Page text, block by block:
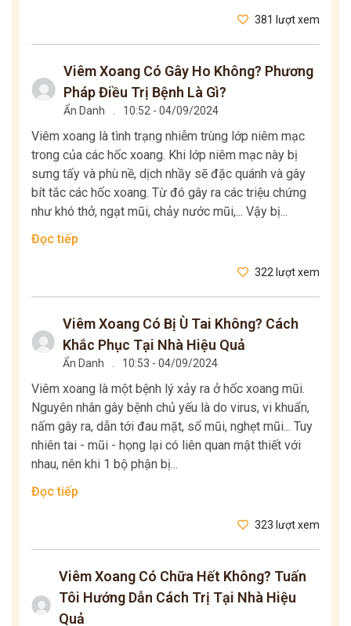
381 lượt xem
Viêm Xoang Có Gây Ho Không? Phương
Pháp Điều Trị Bệnh Là Gì?
Ẩn Danh 10:52 - 04/09/2024
Viêm xoang là tình trạng nhiễm trùng lớp niêm mạc
trong của các hốc xoang. Khi lớp niêm mạc này bị
sưng tấy và phù nề, dịch nhầy sẽ đặc quánh và gây
bít tắc các hốc xoang. Từ đó gây ra các triệu chứng
như khó thở, ngạt mũi, chảy nước mũi,... Vậy bị...
Đọc tiếp
322 lượt xem
Viêm Xoang Có Bị Ù Tai Không? Cách
Khắc Phục Tại Nhà Hiệu Quả
Ẩn Danh 10:53 - 04/09/2024
Viêm xoang là một bệnh lý xảy ra ở hốc xoang mũi.
Nguyên nhân gây bệnh chủ yếu là do virus, vi khuẩn,
nấm gây ra, dẫn tới đau mặt, sổ mũi, nghẹt mũi... Tuy
nhiên tai - mũi - họng lại có liên quan mật thiết với
nhau, nên khi 1 bộ phận bị...
Đọc tiếp
323 lượt xem
Viêm Xoang Có Chữa Hết Không? Tuấn
Tôi Hướng Dẫn Cách Trị Tại Nhà Hiệu
Quả